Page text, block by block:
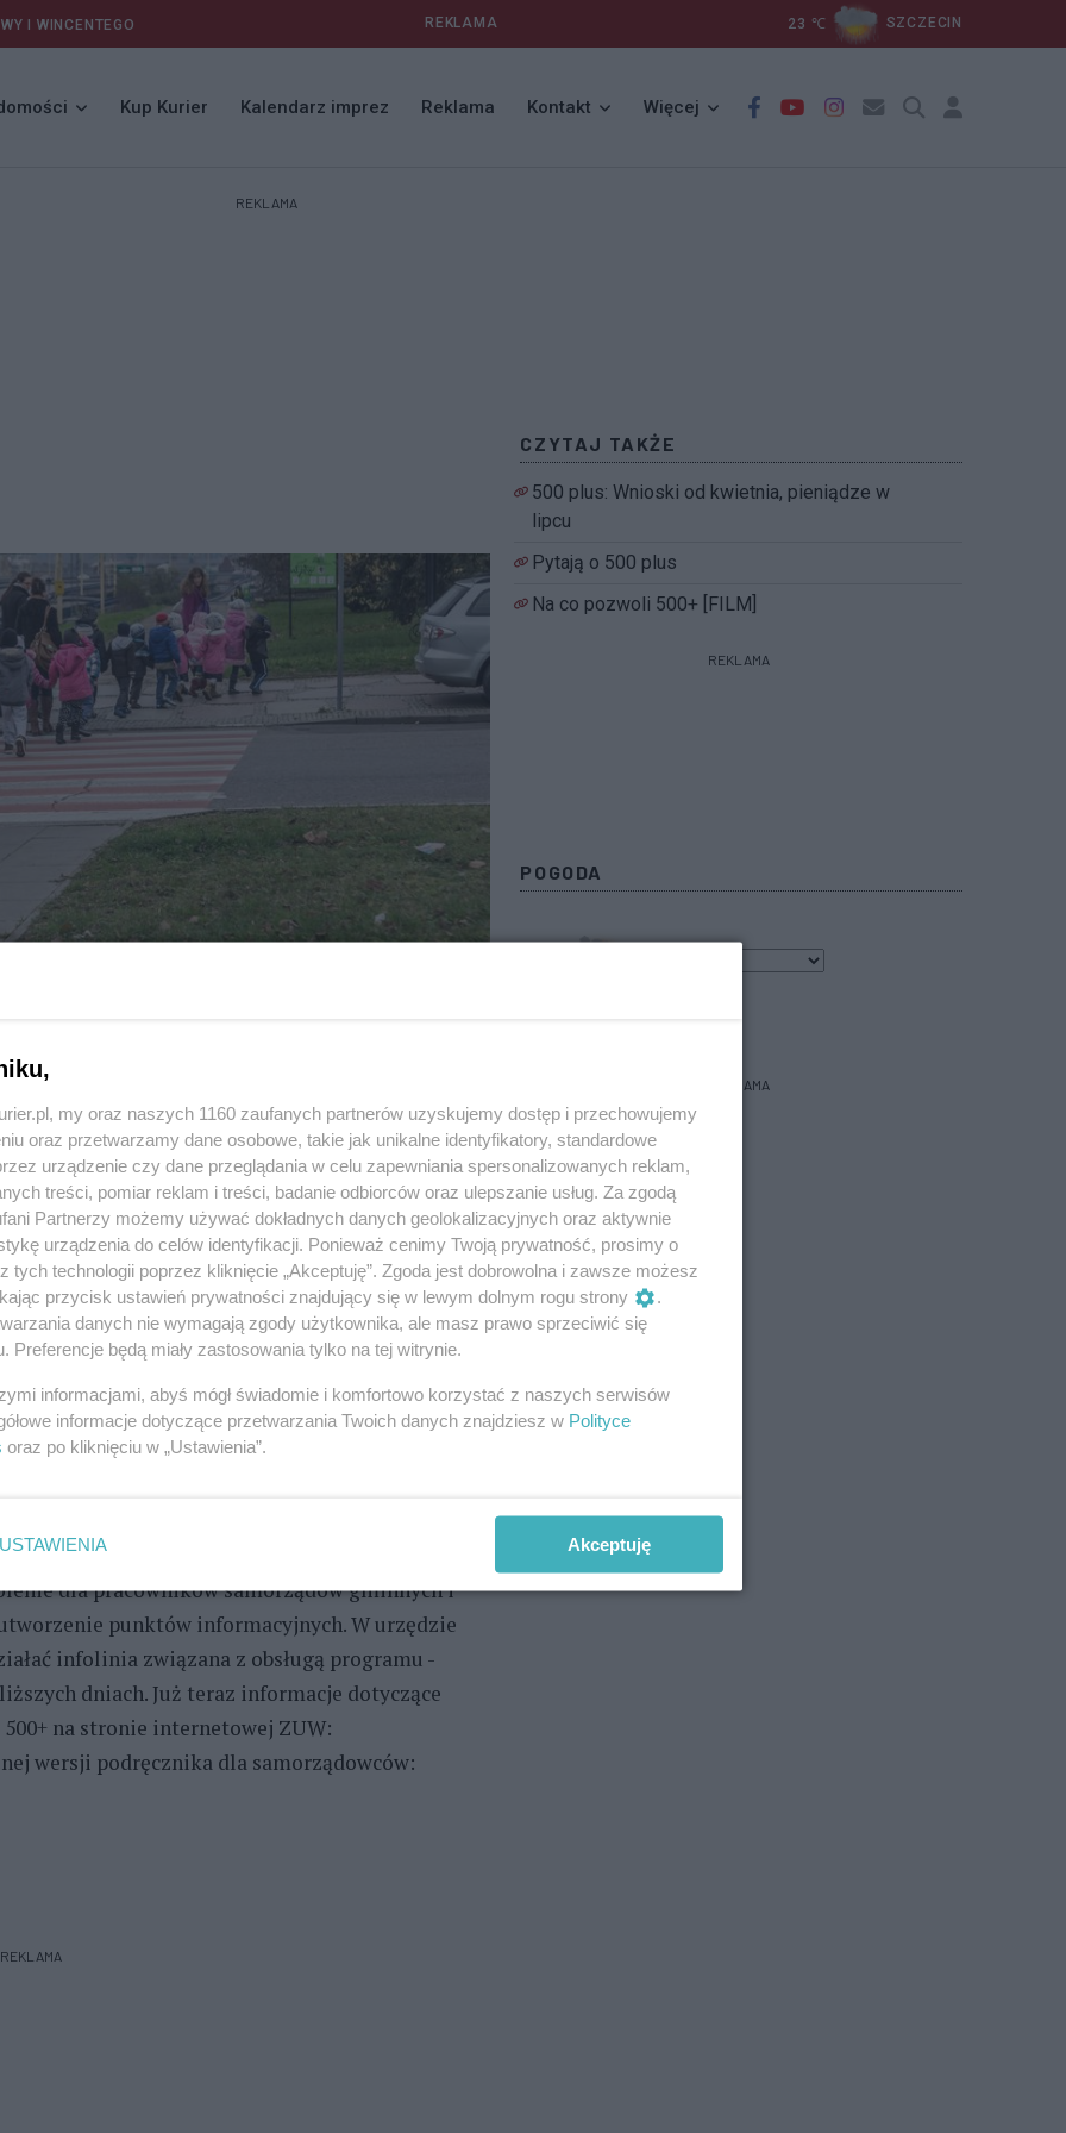
I WINCENTEGO REKLAMA 23 ℃ SZCZECIN
Kup Kurier Kalendarz imprez Reklama Kontakt Więcej
REKLAMA
otrzyma świadczenie wychowawcze z
na to 735,5 mln zł. Środki
miesiąc - kwiecień - zostały przekazane
REKLAMA
powstanie po kilka dodatkowych punktów
z biura prasowego Zachodniopomorskiego
gmin realizacja zadań w zakresie
odbywać się będzie w jednostkach, które
rodzinnych i pomocy osobom uprawnionym do
urzędach gmin, a także w Szczecińskim
dla pracowników samorządów gminnych i
punktów informacyjnych. W urzędzie
infolinia związana z obsługą programu -
dniach. Już teraz informacje dotyczące
na stronie internetowej ZUW:
wersji podręcznika dla samorządowców:
REKLAMA
CZYTAJ TAKŻE
500 plus: Wnioski od kwietnia, pieniądze w
lipcu
Pytają o 500 plus
Na co pozwoli 500+ [FILM]
REKLAMA
POGODA
REKLAMA
my oraz naszych 1160 zaufanych partnerów uzyskujemy dostęp i przechowujemy
oraz przetwarzamy dane osobowe, takie jak unikalne identyfikatory, standardowe
urządzenie czy dane przeglądania w celu zapewniania spersonalizowanych reklam,
treści, pomiar reklam i treści, badanie odbiorców oraz ulepszanie usług. Za zgodą
Partnerzy możemy używać dokładnych danych geolokalizacyjnych oraz aktywnie
urządzenia do celów identyfikacji. Ponieważ cenimy Twoją prywatność, prosimy o
tych technologii poprzez kliknięcie „Akceptuję”. Zgoda jest dobrowolna i zawsze możesz
przycisk ustawień prywatności znajdujący się w lewym dolnym rogu strony
.
danych nie wymagają zgody użytkownika, ale masz prawo sprzeciwić się
Preferencje będą miały zastosowania tylko na tej witrynie.
informacjami, abyś mógł świadomie i komfortowo korzystać z naszych serwisów
informacje dotyczące przetwarzania Twoich danych znajdziesz w Polityce
oraz po kliknięciu w „Ustawienia”.
USTAWIENIA Akceptuję